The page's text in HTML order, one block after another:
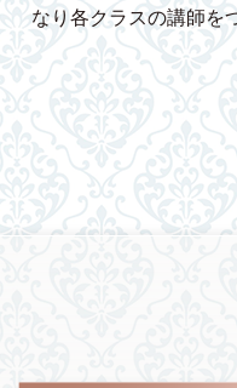
なり各クラスの講師を